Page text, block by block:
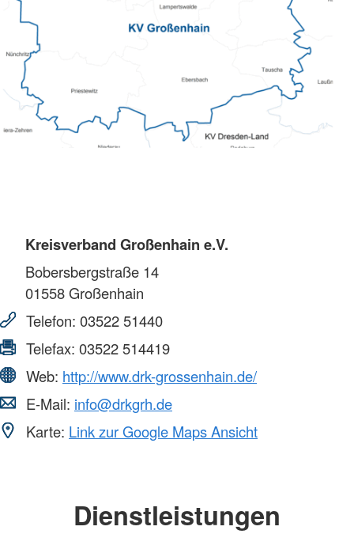
Kreisverband Großenhain e.V.
Bobersbergstraße 14
01558Großenhain
Telefon: 03522 51440
Telefax: 03522 514419
Web: http://www.drk-grossenhain.de/
E-Mail: info@drkgrh.de
Karte: Link zur Google Maps Ansicht
Dienstleistungen